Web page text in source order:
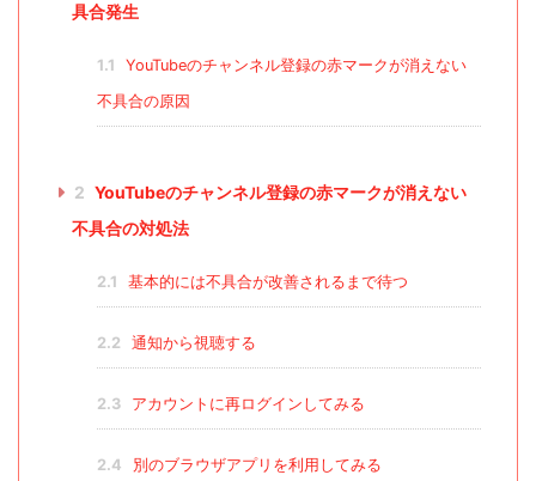
具合発生
1.1
YouTubeのチャンネル登録の赤マークが消えない
不具合の原因
2 YouTubeのチャンネル登録の赤マークが消えない
不具合の対処法
2.1 基本的には不具合が改善されるまで待つ
2.2 通知から視聴する
2.3 アカウントに再ログインしてみる
2.4 別のブラウザアプリを利用してみる